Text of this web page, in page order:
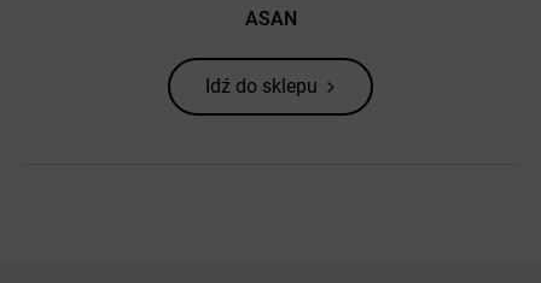
ASAN
Idź do sklepu